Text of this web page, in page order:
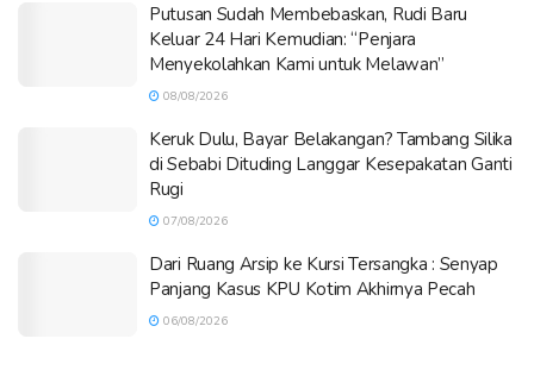
Putusan Sudah Membebaskan, Rudi Baru
Keluar 24 Hari Kemudian: “Penjara
Menyekolahkan Kami untuk Melawan”
08/08/2026
Keruk Dulu, Bayar Belakangan? Tambang Silika
di Sebabi Dituding Langgar Kesepakatan Ganti
Rugi
07/08/2026
Dari Ruang Arsip ke Kursi Tersangka : Senyap
Panjang Kasus KPU Kotim Akhirnya Pecah
06/08/2026